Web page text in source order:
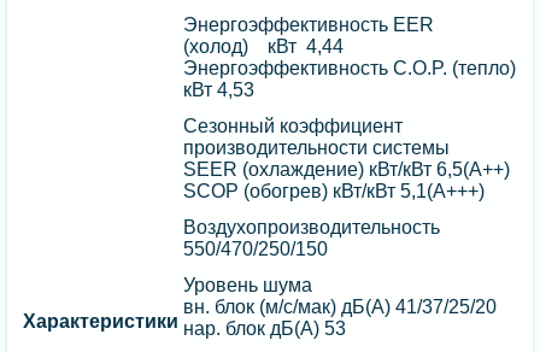
Характеристики
Энергоэффективность EER
(холод) кВт 4,44
Энергоэффективность C.O.P. (тепло)
кВт 4,53
Сезонный коэффициент
производительности системы
SEER (охлаждение) кВт/кВт 6,5(А++)
SCOP (обогрев) кВт/кВт 5,1(А+++)
Воздухопроизводительность
550/470/250/150
Уровень шума
вн. блок (м/с/мак) дБ(А) 41/37/25/20
нар. блок дБ(А) 53